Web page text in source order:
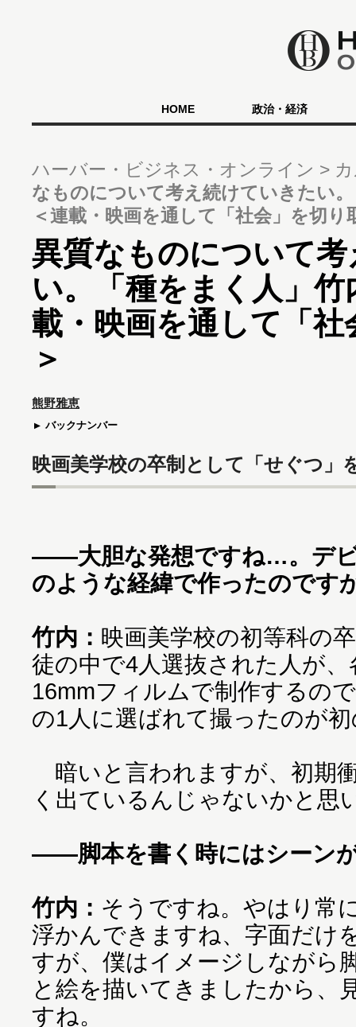
HOME 政治・経済
ハーバー・ビジネス・オンライン
なものについて考え続けていきたい
＜連載・映画を通して「社会」を切り
異質なものについて
い。「種をまく人」
載・映画を通して「
＞
熊野雅恵
バックナンバー
映画美学校の卒制として「せぐつ」
――大胆な発想ですね…。デ
のような経緯で作ったのです
竹内： 映画美学校の初等科の
徒の中で4人選抜された人が
16mmフィルムで制作するの
の1人に選ばれて撮ったのが
暗いと言われますが、初期
く出ているんじゃないかと思
――脚本を書く時にはシーン
竹内： そうですね。やはり常
浮かんできますね、字面だけ
すが、僕はイメージしながら
と絵を描いてきましたから、
すね。